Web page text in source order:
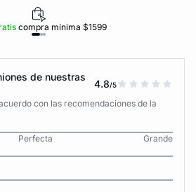
compra mínima $1599
de nuestras
4.8/5
con las recomendaciones de la
Perfecta
Grande